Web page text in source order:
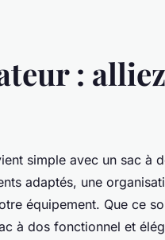
:
simple avec un sac à
adaptés, une
équipement. Que ce
à dos fonctionnel et